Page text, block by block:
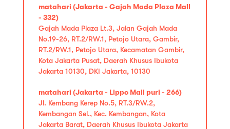
matahari (Jakarta - Gajah Mada Plaza Mall
- 332)
Gajah Mada Plaza Lt.3, Jalan Gajah Mada
No.19-26, RT.2/RW.1, Petojo Utara, Gambir,
RT.2/RW.1, Petojo Utara, Kecamatan Gambir,
Kota Jakarta Pusat, Daerah Khusus Ibukota
Jakarta 10130, DKI Jakarta, 10130
matahari (Jakarta - Lippo Mall puri - 266)
Jl. Kembang Kerep No.5, RT.3/RW.2,
Kembangan Sel., Kec. Kembangan, Kota
Jakarta Barat, Daerah Khusus Ibukota Jakarta